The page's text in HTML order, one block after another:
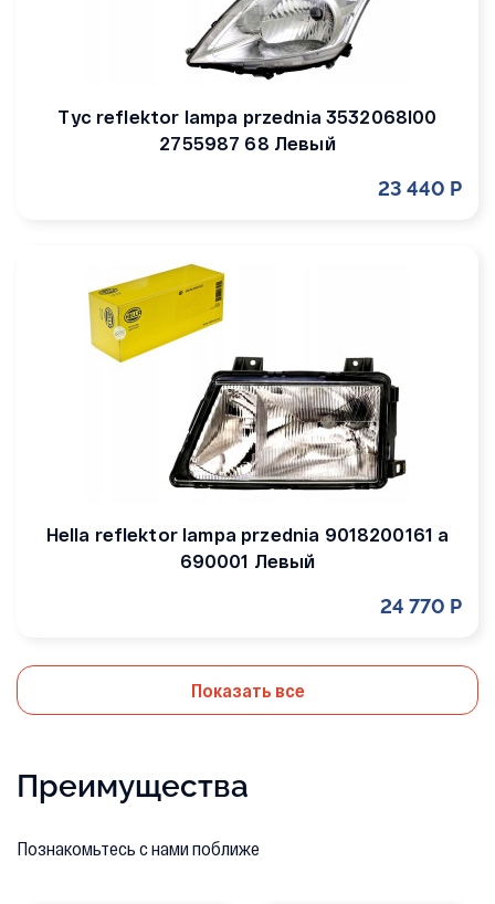
Tyc reflektor lampa przednia 3532068l00
2755987 68 Левый
23 440 Р
Hella reflektor lampa przednia 9018200161 a
690001 Левый
24 770 Р
Показать все
Преимущества
Познакомьтесь с нами поближе